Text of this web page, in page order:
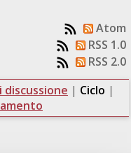
Atom
RSS 1.0
RSS 2.0
discussione | Ciclo |